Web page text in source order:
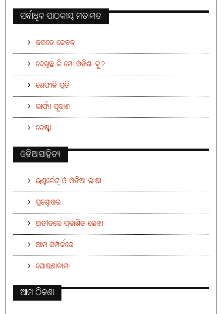
ସର୍ବାଧିକ ପାଠକୀୟ ମତାମତ
ଜଗତେ କେବଳ
ଦେଖିଛ କି ମୋ ଓଡ଼ିଶା କୁ?
ଶେଫାଳି ପ୍ରତି
ଭାର୍ଯ୍ୟା ପୂରାଣ
ଚେଷ୍ଟା
ଓଡିଆସାହିତ୍ୟ
ଇଣ୍ଟର୍ନେଟ୍ ଓ ଓଡ଼ିଆ ଭାଷା
ପ୍ରଶ୍ନୋତ୍ତର
ଅତୀତରେ ପ୍ରକାଶିତ ଲେଖା
ଆମ ସମ୍ପର୍କରେ
ଘୋଷଣାନାମା
ଆମ ଠିକଣା